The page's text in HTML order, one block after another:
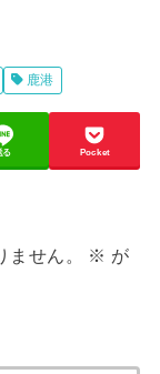
鹿港
る Pocket
せん。 ※ が